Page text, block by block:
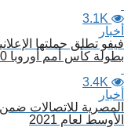
3.1K
أخبار
فيفو تطلق حملتها
بطولة كأس أمم أوروبا 2020
3.4K
أخبار
الأوسط لعام 2021